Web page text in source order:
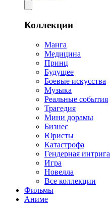
Коллекции
Манга
Медицина
Принц
Будущее
Боевые искусства
Музыка
Реальные события
Трагедия
Мини дорамы
Бизнес
Юристы
Катастрофа
Гендерная интрига
Игра
Новелла
Все коллекции
Фильмы
Аниме